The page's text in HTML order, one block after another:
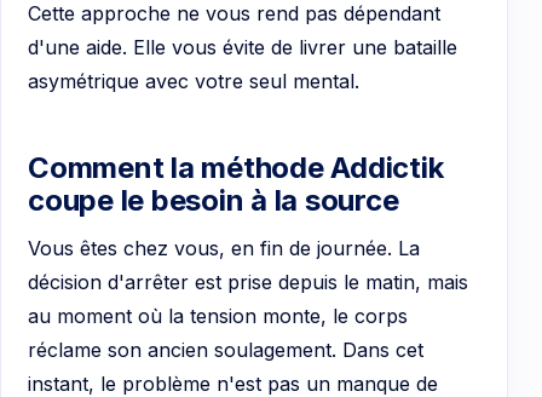
Cette approche ne vous rend pas dépendant
d'une aide. Elle vous évite de livrer une bataille
asymétrique avec votre seul mental.
Comment la méthode Addictik
coupe le besoin à la source
Vous êtes chez vous, en fin de journée. La
décision d'arrêter est prise depuis le matin, mais
au moment où la tension monte, le corps
réclame son ancien soulagement. Dans cet
instant, le problème n'est pas un manque de